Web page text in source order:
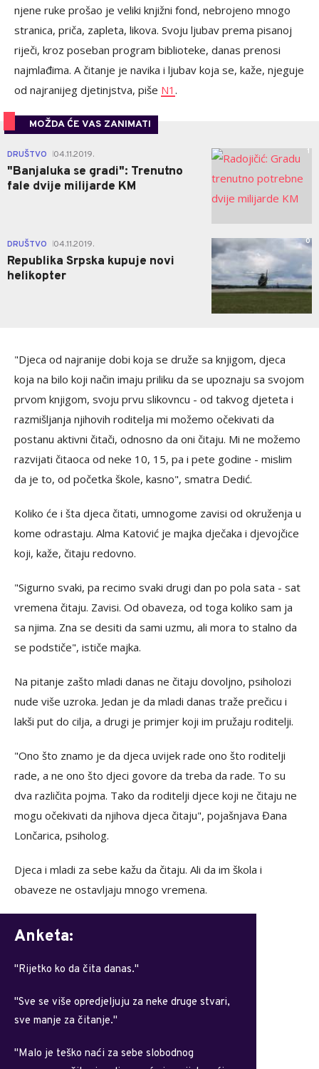
njene ruke prošao je veliki knjižni fond, nebrojeno mnogo
stranica, priča, zapleta, likova. Svoju ljubav prema pisanoj
riječi, kroz poseban program biblioteke, danas prenosi
najmlađima. A čitanje je navika i ljubav koja se, kaže, njeguje
od najranijeg djetinjstva, piše N1 .
MOŽDA ĆE VAS ZANIMATI
DRUŠTVO 04.11.2019.
"Banjaluka se gradi": Trenutno
fale dvije milijarde KM
1
DRUŠTVO 04.11.2019.
Republika Srpska kupuje novi
helikopter
0
"Djeca od najranije dobi koja se druže sa knjigom, djeca
koja na bilo koji način imaju priliku da se upoznaju sa svojom
prvom knjigom, svoju prvu slikovncu - od takvog djeteta i
razmišljanja njihovih roditelja mi možemo očekivati da
postanu aktivni čitači, odnosno da oni čitaju. Mi ne možemo
razvijati čitaoca od neke 10, 15, pa i pete godine - mislim
da je to, od početka škole, kasno", smatra Dedić.
Koliko će i šta djeca čitati, umnogome zavisi od okruženja u
kome odrastaju. Alma Katović je majka dječaka i djevojčice
koji, kaže, čitaju redovno.
"Sigurno svaki, pa recimo svaki drugi dan po pola sata - sat
vremena čitaju. Zavisi. Od obaveza, od toga koliko sam ja
sa njima. Zna se desiti da sami uzmu, ali mora to stalno da
se podstiče", ističe majka.
Na pitanje zašto mladi danas ne čitaju dovoljno, psiholozi
nude više uzroka. Jedan je da mladi danas traže prečicu i
lakši put do cilja, a drugi je primjer koji im pružaju roditelji.
"Ono što znamo je da djeca uvijek rade ono što roditelji
rade, a ne ono što djeci govore da treba da rade. To su
dva različita pojma. Tako da roditelji djece koji ne čitaju ne
mogu očekivati da njihova djeca čitaju", pojašnjava Đana
Lončarica, psiholog.
Djeca i mladi za sebe kažu da čitaju. Ali da im škola i
obaveze ne ostavljaju mnogo vremena.
Anketa:
''Rijetko ko da čita danas.''
''Sve se više opredjeljuju za neke druge stvari,
sve manje za čitanje.''
''Malo je teško naći za sebe slobodnog